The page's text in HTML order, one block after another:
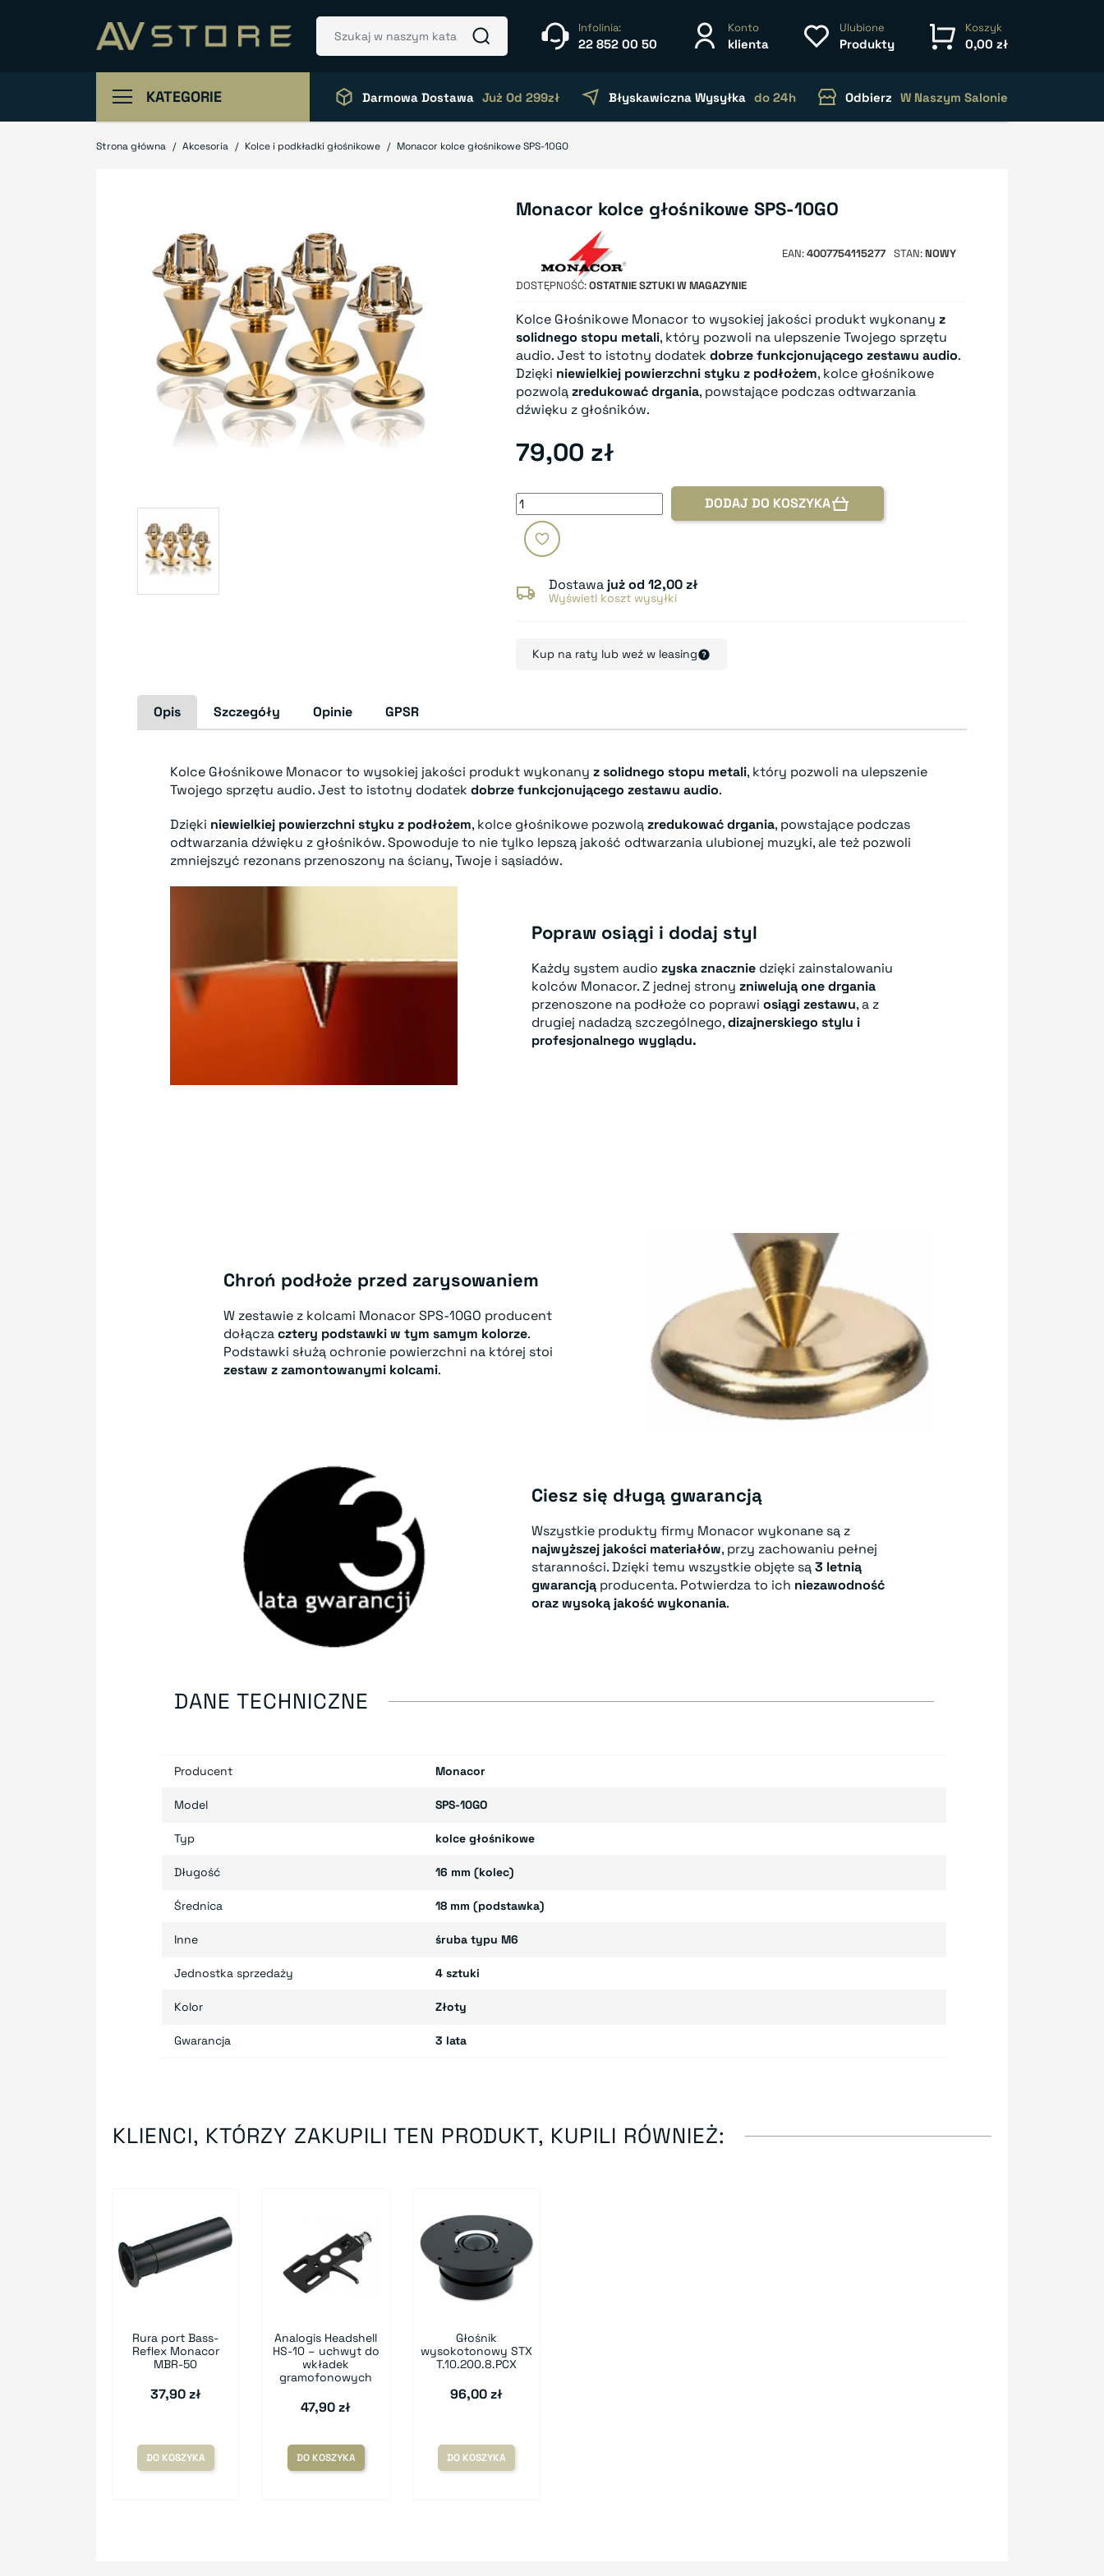
Infolinia:
22 852 00 50
Konto
klienta
Ulubione
Produkty
Koszyk
0,00 zł
KATEGORIE Darmowa Dostawa Już Od 299zł Błyskawiczna Wysyłka do 24h Odbierz W Naszym Salonie
Strona główna Akcesoria Kolce i podkładki głośnikowe Monacor kolce głośnikowe SPS-10GO
Monacor kolce głośnikowe SPS-10GO
EAN 4007754115277 STAN NOWY
DOSTĘPNOŚĆ OSTATNIE SZTUKI W MAGAZYNIE
Kolce Głośnikowe Monacor to wysokiej jakości produkt wykonany z
solidnego stopu metali, który pozwoli na ulepszenie Twojego sprzętu
audio. Jest to istotny dodatekdobrze funkcjonującego zestawu audio.
Dzięki niewielkiej powierzchni styku z podłożem, kolce głośnikowe
pozwolązredukować drgania, powstające podczas odtwarzania
dźwięku z głośników.
79,00 zł
DODAJ DO KOSZYKA
Dostawa już od 12,00 zł
Wyświetl koszt wysyłki
Kup na raty lub weź w leasing
Opis Szczegóły Opinie GPSR
Kolce Głośnikowe Monacor to wysokiej jakości produkt wykonany z solidnego stopu metali, który pozwoli na ulepszenie
Twojego sprzętu audio. Jest to istotny dodatek dobrze funkcjonującego zestawu audio.
Dzięki niewielkiej powierzchni styku z podłożem, kolce głośnikowe pozwolązredukować drgania, powstające podczas
odtwarzania dźwięku z głośników. Spowoduje to nie tylko lepszą jakość odtwarzania ulubionej muzyki, ale też pozwoli
zmniejszyć rezonans przenoszony na ściany, Twoje i sąsiadów.
Popraw osiągi i dodaj styl
Każdy system audio zyska znacznie dzięki zainstalowaniu
kolców Monacor. Z jednej strony zniwelują one drgania
przenoszone na podłoże co poprawi osiągi zestawu, a z
drugiej nadadzą szczególnego,dizajnerskiego stylu i
profesjonalnego wyglądu.
Chroń podłoże przed zarysowaniem
W zestawie z kolcami Monacor SPS-10GO producent
dołączacztery podstawki w tym samym kolorze.
Podstawki służą ochronie powierzchni na której stoi
zestaw z zamontowanymi kolcami.
Ciesz się długą gwarancją
Wszystkie produkty firmy Monacor wykonane są z
najwyższej jakości materiałów, przy zachowaniu pełnej
staranności. Dzięki temu wszystkie objęte są3 letnią
gwarancją producenta. Potwierdza to ich niezawodność
oraz wysoką jakość wykonania.
DANE TECHNICZNE
Producent Monacor
Model SPS-10GO
Typ kolce głośnikowe
Długość 16 mm (kolec)
Średnica 18 mm (podstawka)
Inne śruba typu M6
Jednostka sprzedaży 4 sztuki
Kolor Złoty
Gwarancja 3 lata
KLIENCI, KTÓRZY ZAKUPILI TEN PRODUKT, KUPILI RÓWNIEŻ:
Rura port Bass-
Reflex Monacor
MBR-50
37,90 zł
DO KOSZYKA
Analogis Headshell
HS-10 – uchwyt do
wkładek
gramofonowych
47,90 zł
DO KOSZYKA
Głośnik
wysokotonowy STX
T.10.200.8.PCX
96,00 zł
DO KOSZYKA